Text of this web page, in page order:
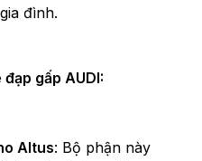
đình.
gấp AUDI:
Altus: Bộ phận này